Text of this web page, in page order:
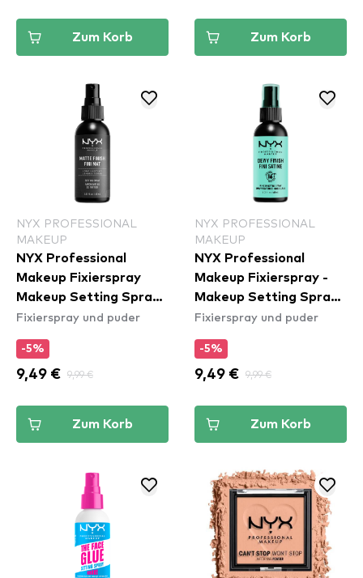
Zum Korb Zum Korb
NYX PROFESSIONAL
MAKEUP
NYX Professional
Makeup Fixierspray
Makeup Setting Spray
– Matte Finish
Fixierspray und puder
-5%
9,49 € 9,99 €
Zum Korb
NYX PROFESSIONAL
MAKEUP
NYX Professional
Makeup Fixierspray -
Makeup Setting Spray
– Dewy Finish (MSS02)
Fixierspray und puder
-5%
9,49 € 9,99 €
Zum Korb